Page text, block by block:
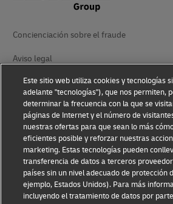
Concienciación sobre el fraude
Aviso legal
Condiciones de uso
Aviso de privacidad
Accesibilidad
Información adicional
Ajustes de cookies
Este sitio web utiliza cookies y tecnologías
adelante "tecnologías"), que nos permiten,
determinar la frecuencia con la que se
páginas de Internet y el número de
nuestras ofertas para que sean lo más
eficientes posible y reforzar nuestras
marketing. Estas tecnologías pueden
transferencia de datos a terceros
países sin un nivel adecuado de protección
ejemplo, Estados Unidos). Para más
incluyendo el tratamiento de datos por